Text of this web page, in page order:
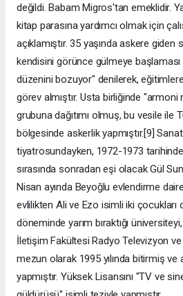
değildi. Babam Migros'tan emeklidir.
kitap parasına yardımcı olmak için
açıklamıştır. 35 yaşında askere giden
kendisini görünce gülmeye başlaması
düzenini bozuyor" denilerek,
görev almıştır. Usta birliğinde "armoni
grubuna dağıtımı olmuş, bu vesile ile
bölgesinde askerlik yapmıştır.[9]
tiyatrosundayken, 1972-1973
sırasında sonradan eşi olacak Gül
Nisan ayında Beyoğlu evlendirme
evlilikten Ali ve Ezo isimli iki çocukları
döneminde yarım bıraktığı
İletişim Fakültesi Radyo Televizyon
mezun olarak 1995 yılında bitirmiş ve
yapmıştır. Yüksek Lisansını "TV ve